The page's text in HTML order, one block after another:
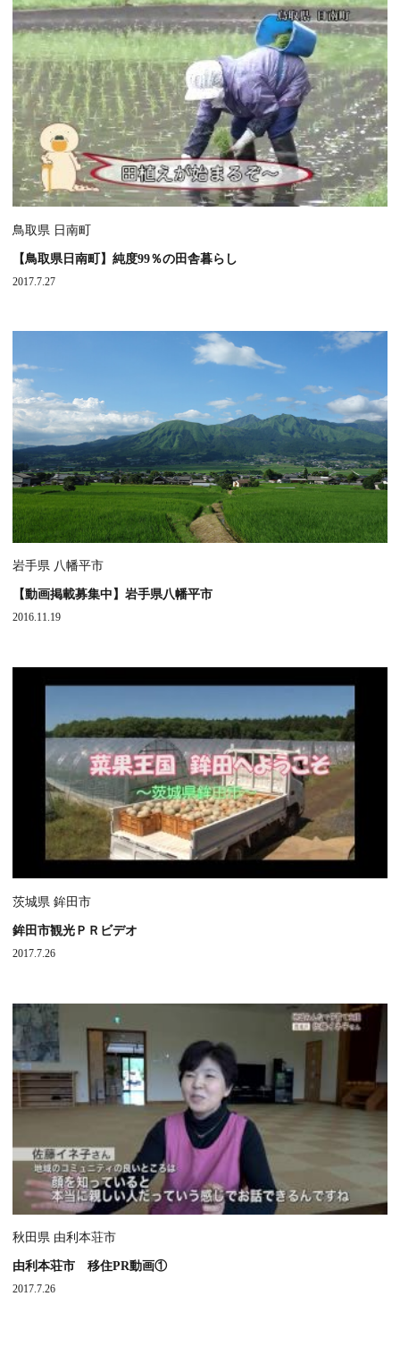
鳥取県 日南町
【鳥取県日南町】純度99％の田舎暮らし
2017.7.27
岩手県 八幡平市
【動画掲載募集中】岩手県八幡平市
2016.11.19
茨城県 鉾田市
鉾田市観光ＰＲビデオ
2017.7.26
秋田県 由利本荘市
由利本荘市 移住PR動画①
2017.7.26